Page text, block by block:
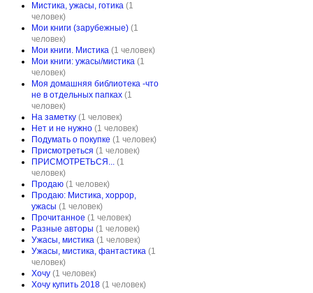
Мистика, ужасы, готика (1
человек)
Мои книги (зарубежные) (1
человек)
Мои книги. Мистика (1 человек)
Мои книги: ужасы/мистика (1
человек)
Моя домашняя библиотека -что
не в отдельных папках (1
человек)
На заметку (1 человек)
Нет и не нужно (1 человек)
Подумать о покупке (1 человек)
Присмотреться (1 человек)
ПРИСМОТРЕТЬСЯ... (1
человек)
Продаю (1 человек)
Продаю: Мистика, хоррор,
ужасы (1 человек)
Прочитанное (1 человек)
Разные авторы (1 человек)
Ужасы, мистика (1 человек)
Ужасы, мистика, фантастика (1
человек)
Хочу (1 человек)
Хочу купить 2018 (1 человек)